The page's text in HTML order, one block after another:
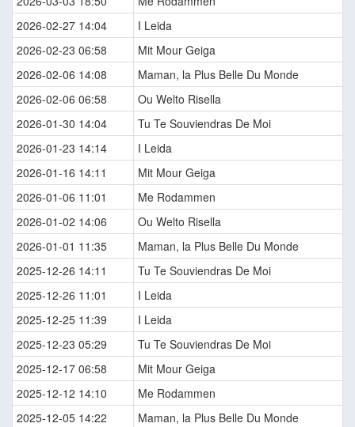
2026-02-27 14:04
I Leida
2026-02-23 06:58
Mit Mour Geiga
2026-02-06 14:08
Maman, la Plus Belle Du Monde
2026-02-06 06:58
Ou Welto Risella
2026-01-30 14:04
Tu Te Souviendras De Moi
2026-01-23 14:14
I Leida
2026-01-16 14:11
Mit Mour Geiga
2026-01-06 11:01
Me Rodammen
2026-01-02 14:06
Ou Welto Risella
2026-01-01 11:35
Maman, la Plus Belle Du Monde
2025-12-26 14:11
Tu Te Souviendras De Moi
2025-12-26 11:01
I Leida
2025-12-25 11:39
I Leida
2025-12-23 05:29
Tu Te Souviendras De Moi
2025-12-17 06:58
Mit Mour Geiga
2025-12-12 14:10
Me Rodammen
2025-12-05 14:22
Maman, la Plus Belle Du Monde